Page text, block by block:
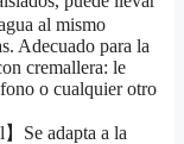
al mismo
Adecuado para la
cremallera: le
o cualquier otro
Se adapta a la